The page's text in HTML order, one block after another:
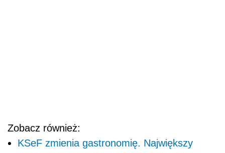
Zobacz również:
KSeF zmienia gastronomię. Największy